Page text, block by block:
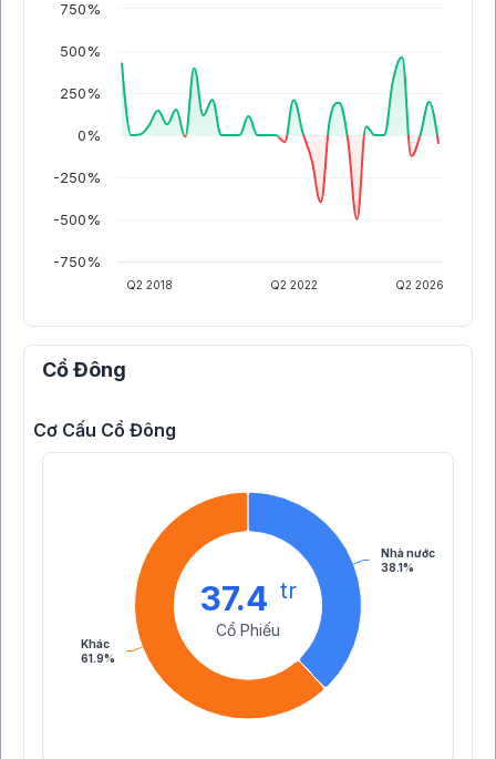
Q2 2018 Q2 2022 Q2 2026
-750%
-500%
-250%
0%
250%
500%
750%
Cổ Đông
Cơ Cấu Cổ Đông
Nhà nước
38.1%
Khác
61.9%
37.4 tr
Cổ Phiếu